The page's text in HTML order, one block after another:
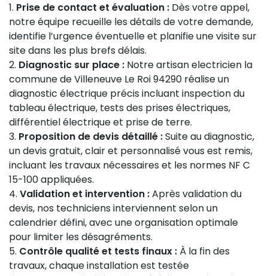
Prise de contact et évaluation : Dès votre appel,
notre équipe recueille les détails de votre demande,
identifie l’urgence éventuelle et planifie une visite sur
site dans les plus brefs délais.
Diagnostic sur place : Notre artisan electricien la
commune de Villeneuve Le Roi 94290 réalise un
diagnostic électrique précis incluant inspection du
tableau électrique, tests des prises électriques,
différentiel électrique et prise de terre.
Proposition de devis détaillé :Suite au diagnostic,
un devis gratuit, clair et personnalisé vous est remis,
incluant les travaux nécessaires et les normes NF C
15-100 appliquées.
Validation et intervention :Après validation du
devis, nos techniciens interviennent selon un
calendrier défini, avec une organisation optimale
pour limiter les désagréments.
Contrôle qualité et tests finaux : À la fin des
travaux, chaque installation est testée